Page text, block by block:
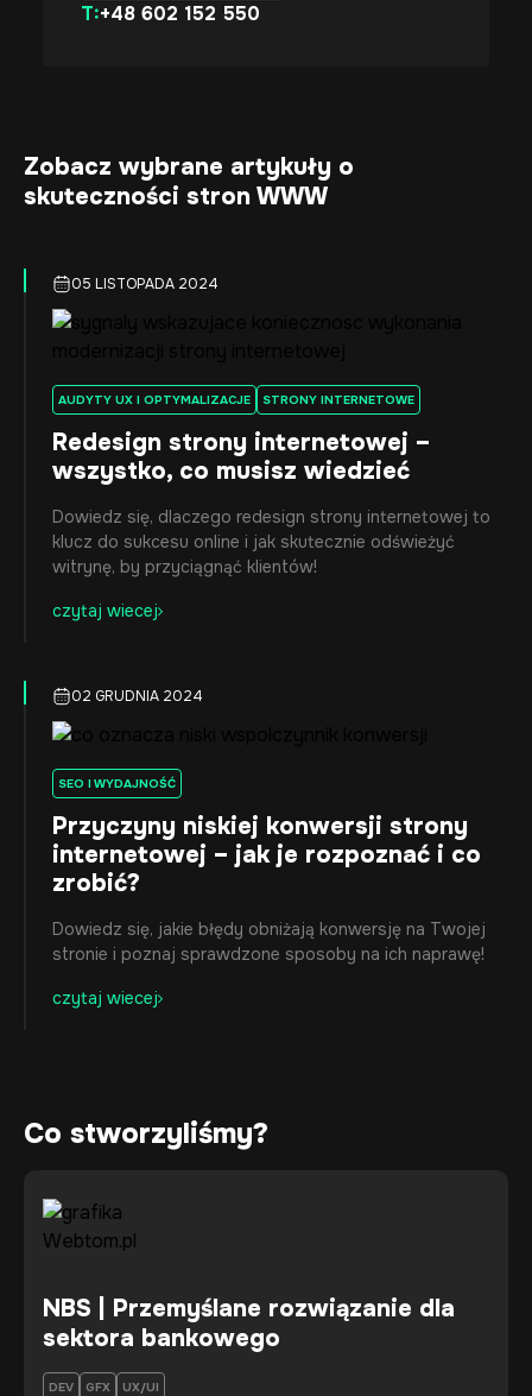
Umów spotkanie
T:+48 602 152 550
Zobacz wybrane artykuły o
skuteczności stron WWW
05 LISTOPADA 2024
AUDYTY UX I OPTYMALIZACJE STRONY INTERNETOWE
Redesign strony internetowej –
wszystko, co musisz wiedzieć
Dowiedz się, dlaczego redesign strony internetowej to
klucz do sukcesu online i jak skutecznie odświeżyć
witrynę, by przyciągnąć klientów!
czytaj wiecej
02 GRUDNIA 2024
SEO I WYDAJNOŚĆ
Przyczyny niskiej konwersji strony
internetowej – jak je rozpoznać i co
zrobić?
Dowiedz się, jakie błędy obniżają konwersję na Twojej
stronie i poznaj sprawdzone sposoby na ich naprawę!
czytaj wiecej
Co stworzyliśmy?
NBS | Przemyślane rozwiązanie dla
sektora bankowego
DEV GFX UX/UI